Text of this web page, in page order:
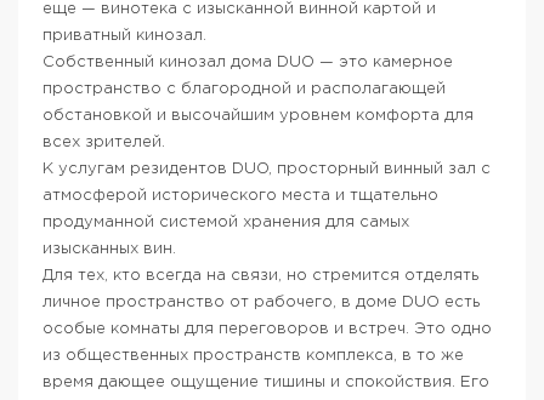
еще — винотека с изысканной винной картой и
приватный кинозал.
Собственный кинозал дома DUO — это камерное
пространство с благородной и располагающей
обстановкой и высочайшим уровнем комфорта для
всех зрителей.
К услугам резидентов DUO, просторный винный зал с
атмосферой исторического места и тщательно
продуманной системой хранения для самых
изысканных вин.
Для тех, кто всегда на связи, но стремится отделять
личное пространство от рабочего, в доме DUO есть
особые комнаты для переговоров и встреч. Это одно
из общественных пространств комплекса, в то же
время дающее ощущение тишины и спокойствия. Его